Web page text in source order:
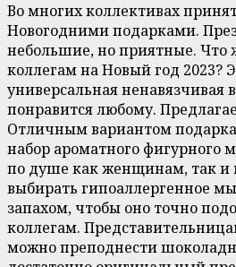
Во многих коллективах
Новогодними подарками.
небольшие, но приятные. Что
коллегам на Новый год 2023?
универсальная ненавязчивая
понравится любому.
Отличным вариантом подарка
набор ароматного фигурного
по душе как женщинам, так
выбирать гипоаллергенное
запахом, чтобы оно точно
коллегам.
можно преподнести